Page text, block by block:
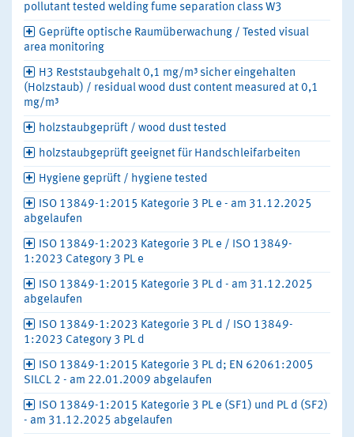
pollutant tested welding fume separation class W3
Geprüfte optische Raumüberwachung / Tested visual
area monitoring
H3 Reststaubgehalt 0,1 mg/m³ sicher eingehalten
(Holzstaub) / residual wood dust content measured at 0,1
mg/m³
holzstaubgeprüft / wood dust tested
holzstaubgeprüft geeignet für Handschleifarbeiten
Hygiene geprüft / hygiene tested
ISO 13849-1:2015 Kategorie 3 PL e - am 31.12.2025
abgelaufen
ISO 13849-1:2023 Kategorie 3 PL e / ISO 13849-
1:2023 Category 3 PL e
ISO 13849-1:2015 Kategorie 3 PL d - am 31.12.2025
abgelaufen
ISO 13849-1:2023 Kategorie 3 PL d / ISO 13849-
1:2023 Category 3 PL d
ISO 13849-1:2015 Kategorie 3 PL d; EN 62061:2005
SILCL 2 - am 22.01.2009 abgelaufen
ISO 13849-1:2015 Kategorie 3 PL e (SF1) und PL d (SF2)
- am 31.12.2025 abgelaufen